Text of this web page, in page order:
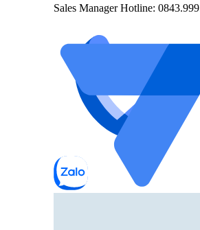
Sales Manager Hotline: